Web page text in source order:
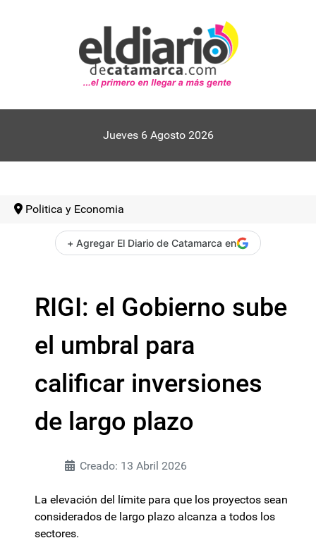
Jueves 6 Agosto 2026
Politica y Economia
+ Agregar El Diario de Catamarca en
RIGI: el Gobierno sube
el umbral para
calificar inversiones
de largo plazo
Creado: 13 Abril 2026
La elevación del límite para que los proyectos sean
considerados de largo plazo alcanza a todos los
sectores.